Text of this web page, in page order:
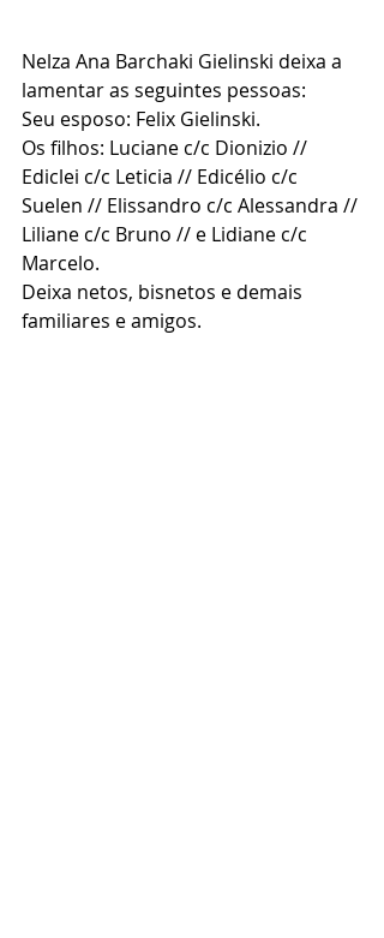
Nelza Ana Barchaki Gielinski deixa a
lamentar as seguintes pessoas:
Seu esposo: Felix Gielinski.
Os filhos: Luciane c/c Dionizio //
Ediclei c/c Leticia // Edicélio c/c
Suelen // Elissandro c/c Alessandra //
Liliane c/c Bruno // e Lidiane c/c
Marcelo.
Deixa netos, bisnetos e demais
familiares e amigos.